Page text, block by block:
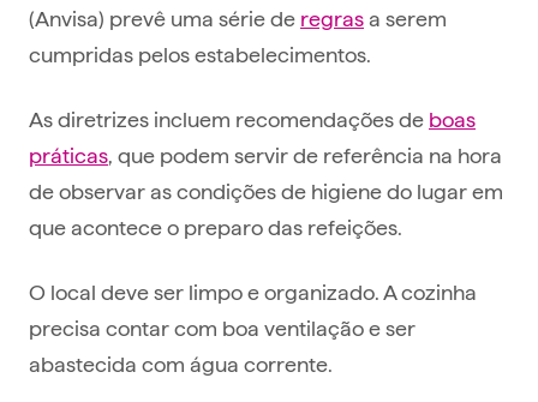
(Anvisa) prevê uma série de regrasa serem
cumpridas pelos estabelecimentos.
As diretrizes incluem recomendações de boas
práticas, que podem servir de referência na hora
de observar as condições de higiene do lugar em
que acontece o preparo das refeições.
O local deve ser limpo e organizado. A cozinha
precisa contar com boa ventilação e ser
abastecida com água corrente.